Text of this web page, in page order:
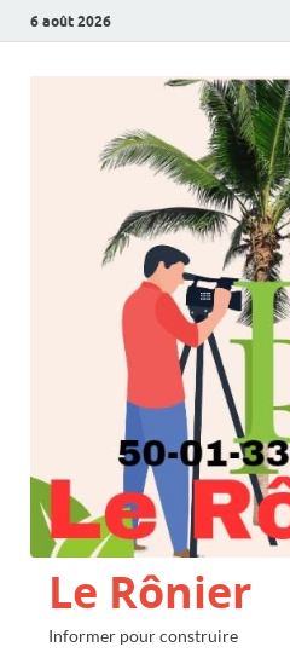
6 août 2026
Le Rônier
Informer pour construire